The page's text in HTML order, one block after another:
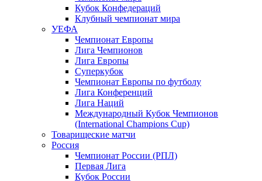
Кубок Конфедераций
Клубный чемпионат мира
УЕФА
Чемпионат Европы
Лига Чемпионов
Лига Европы
Суперкубок
Чемпионат Европы по футболу
Лига Конференций
Лига Наций
Международный Кубок Чемпионов
(International Champions Cup)
Товарищеские матчи
Россия
Чемпионат России (РПЛ)
Первая Лига
Кубок России